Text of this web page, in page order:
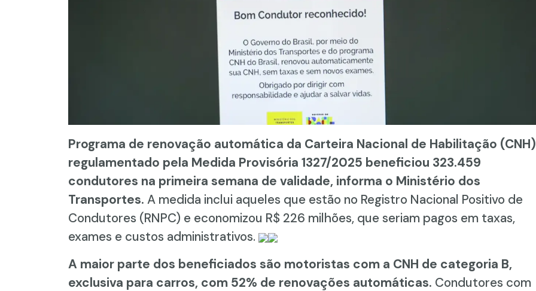
Programa de renovação automática da Carteira Nacional de Habilitação (CNH)
regulamentado pela Medida Provisória 1327/2025 beneficiou 323.459
condutores na primeira semana de validade, informa o Ministério dos
Transportes. A medida inclui aqueles que estão no Registro Nacional Positivo de
Condutores (RNPC) e economizou R$ 226 milhões, que seriam pagos em taxas,
exames e custos administrativos.
A maior parte dos beneficiados são motoristas com a CNH de categoria B,
exclusiva para carros, com 52% de renovações automáticas. Condutores com